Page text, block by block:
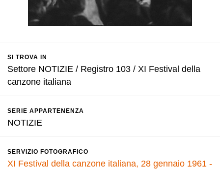
SI TROVA IN
Settore NOTIZIE / Registro 103 / XI Festival della
canzone italiana
SERIE APPARTENENZA
NOTIZIE
SERVIZIO FOTOGRAFICO
XI Festival della canzone italiana, 28 gennaio 1961 -